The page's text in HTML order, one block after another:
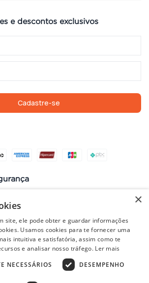
e descontos exclusivos
Cadastre-se
de pagamento e frete válidos apenas
Em caso de divergência, prevalece o valor do
do pedido. Vendas sujeitas à análise e
×
site, ele pode obter e guardar informações
Usamos cookies para te fornecer uma
intuitiva e satisfatória, assim como te
e analisar nosso tráfego. Ler mais
NECESSÁRIOS
DESEMPENHO